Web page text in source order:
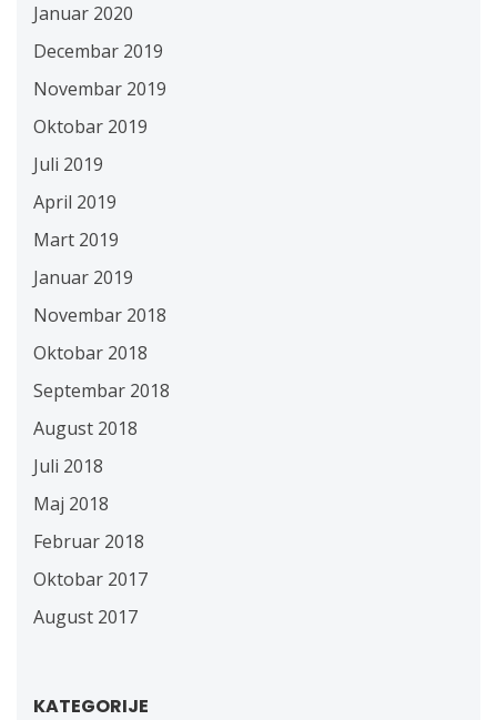
Januar 2020
Decembar 2019
Novembar 2019
Oktobar 2019
Juli 2019
April 2019
Mart 2019
Januar 2019
Novembar 2018
Oktobar 2018
Septembar 2018
August 2018
Juli 2018
Maj 2018
Februar 2018
Oktobar 2017
August 2017
KATEGORIJE